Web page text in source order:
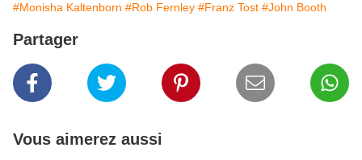
#Monisha Kaltenborn #Rob Fernley #Franz Tost #John Booth
Partager
Vous aimerez aussi